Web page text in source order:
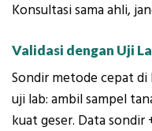
Konsultasi sama ahli,
Validasi dengan Uji
Sondir metode cepat di
uji lab: ambil sampel
kuat geser. Data